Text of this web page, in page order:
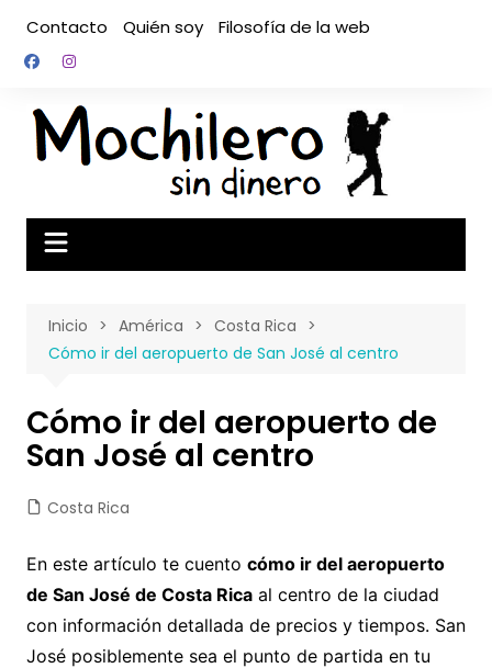
contenido
Contacto Quién soy Filosofía de la web
Inicio América
Costa Rica
Cómo ir del aeropuerto de San José al centro
Cómo ir del aeropuerto de
San José al centro
Costa Rica
En este artículo te cuento cómo ir del aeropuerto
de San José de Costa Ricaal centro de la ciudad
con información detallada de precios y tiempos. San
José posiblemente sea el punto de partida en tu